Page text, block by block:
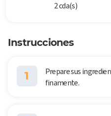
2 cda(s)
Instrucciones
1
Prepare sus
finamente.